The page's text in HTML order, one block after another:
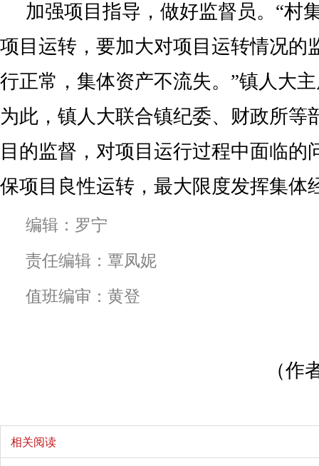
加强项目指导，做好监督员。“村
项目运转，要加大对项目运转情况的
行正常，集体资产不流失。”镇人大
为此，镇人大联合镇纪委、财政所等
目的监督，对项目运行过程中面临的
保项目良性运转，最大限度发挥集体
编辑：罗宁
责任编辑：覃凤妮
值班编审：黄登
（作
相关阅读